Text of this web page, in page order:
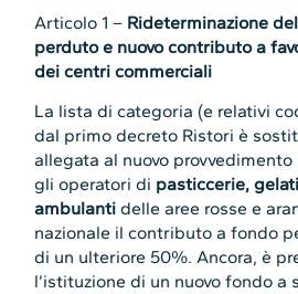
Articolo 1 – Rideterminazione
perduto e nuovo contributo a
dei centri commerciali
La lista di categoria (e relativi
dal primo decreto Ristori è
allegata al nuovo provvedimento
gli operatori di pasticcerie,
ambulantidelle aree rosse e
nazionale il contributo a fondo
di un ulteriore 50%. Ancora, è
l’istituzione di un nuovo fondo a